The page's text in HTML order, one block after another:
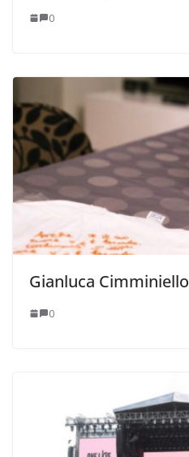
0
Gianluca Cimminiello
0